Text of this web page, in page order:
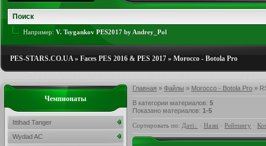
Например: V. Tsygankov PES2017 by Andrey_Pol
PES-STARS.CO.UA» Faces PES 2016 & PES 2017 » Morocco - Botola Pro
Главная » Файлы » Morocco - Botola Pro »
В категории материалов: 5
Показано материалов: 1-5
Сортировать по: Даті · Назві · Рейтингу ·
Чемпионаты
Ittihad Tanger
Wydad AC